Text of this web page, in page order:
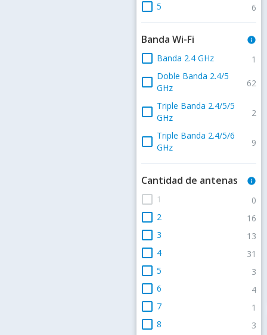
check_box_outline_blank 5 6
Banda Wi-Fi info
check_box_outline_blank Banda 2.4 GHz 1
check_box_outline_blank Doble Banda 2.4/5
GHz
62
check_box_outline_blank Triple Banda 2.4/5/5
GHz
2
check_box_outline_blank Triple Banda 2.4/5/6
GHz
9
Cantidad de antenas info
check_box_outline_blank 1 0
check_box_outline_blank 2 16
check_box_outline_blank 3 13
check_box_outline_blank 4 31
check_box_outline_blank 5 3
check_box_outline_blank 6 4
check_box_outline_blank 7 1
check_box_outline_blank 8 3